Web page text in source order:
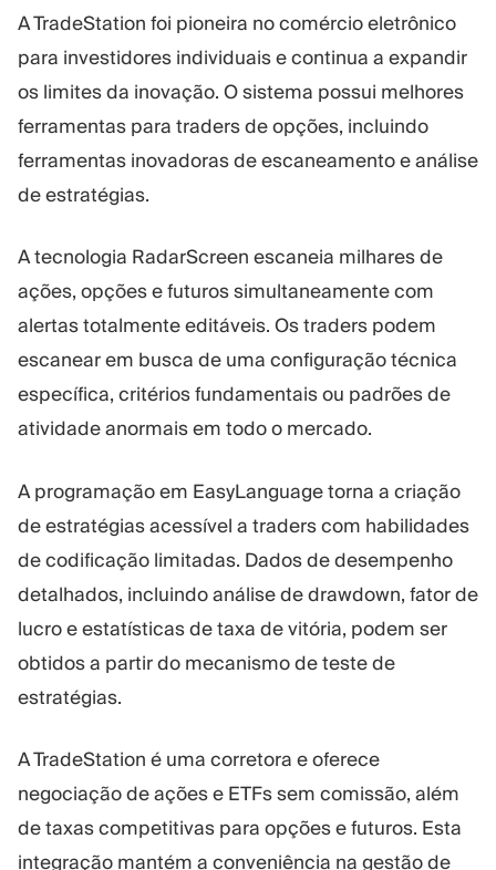
A TradeStation foi pioneira no comércio eletrônico
para investidores individuais e continua a expandir
os limites da inovação. O sistema possui melhores
ferramentas para traders de opções, incluindo
ferramentas inovadoras de escaneamento e análise
de estratégias.
A tecnologia RadarScreen escaneia milhares de
ações, opções e futuros simultaneamente com
alertas totalmente editáveis. Os traders podem
escanear em busca de uma configuração técnica
específica, critérios fundamentais ou padrões de
atividade anormais em todo o mercado.
A programação em EasyLanguage torna a criação
de estratégias acessível a traders com habilidades
de codificação limitadas. Dados de desempenho
detalhados, incluindo análise de drawdown, fator de
lucro e estatísticas de taxa de vitória, podem ser
obtidos a partir do mecanismo de teste de
estratégias.
A TradeStation é uma corretora e oferece
negociação de ações e ETFs sem comissão, além
de taxas competitivas para opções e futuros. Esta
integração mantém a conveniência na gestão de